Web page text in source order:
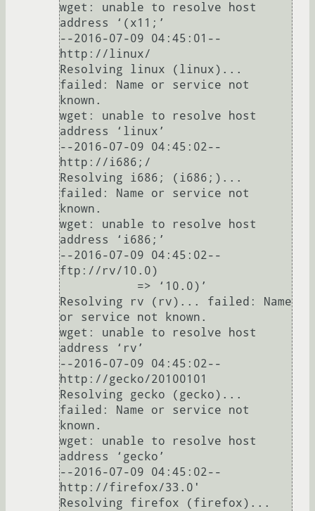
wget: unable to resolve host
address ‘(x11;’
--2016-07-09 04:45:01--
http://linux/
Resolving linux (linux)...
failed: Name or service not
known.
wget: unable to resolve host
address ‘linux’
--2016-07-09 04:45:02--
http://i686;/
Resolving i686; (i686;)...
failed: Name or service not
known.
wget: unable to resolve host
address ‘i686;’
--2016-07-09 04:45:02--
ftp://rv/10.0)
Resolving rv (rv)... failed: Name
or service not known.
wget: unable to resolve host
address ‘rv’
--2016-07-09 04:45:02--
http://gecko/20100101
Resolving gecko (gecko)...
failed: Name or service not
known.
wget: unable to resolve host
address ‘gecko’
--2016-07-09 04:45:02--
http://firefox/33.0'
Resolving firefox (firefox)...